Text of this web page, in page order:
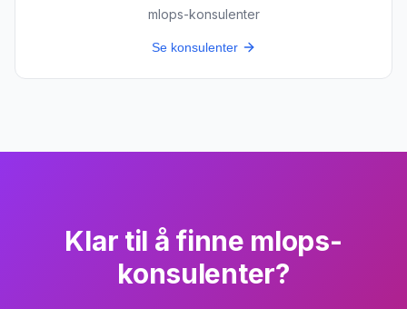
mlops-konsulenter
Se konsulenter
Klar til å finne mlops-
konsulenter?